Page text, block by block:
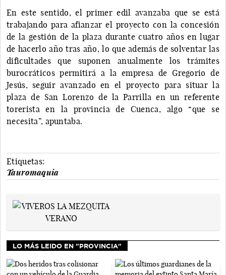
En este sentido, el primer edil avanzaba que se está
trabajando para afianzar el proyecto con la concesión
de la gestión de la plaza durante cuatro años en lugar
de hacerlo año tras año, lo que además de solventar las
dificultades que suponen anualmente los trámites
burocráticos permitirá a la empresa de Gregorio de
Jesús, seguir avanzado en el proyecto para situar la
plaza de San Lorenzo de la Parrilla en un referente
torerista en la provincia de Cuenca, algo “que se
necesita”, apuntaba.
Etiquetas:
Tauromaquia
LO MÁS LEIDO EN "PROVINCIA"